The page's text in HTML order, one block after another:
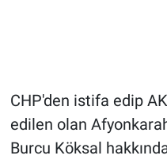
CHP'den istifa edip
edilen olan
Burcu Köksal